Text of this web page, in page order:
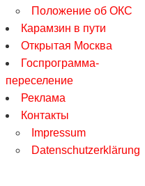
Положение об ОКС
Карамзин в пути
Открытая Москва
Госпрограмма-
переселение
Реклама
Контакты
Impressum
Datenschutzerklärung